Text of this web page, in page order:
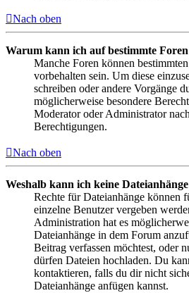
Nach oben
Warum kann ich auf bestimmte
Manche Foren können
vorbehalten sein. Um diese
schreiben oder andere Vorgänge
möglicherweise besondere
Moderator oder Administrator
Berechtigungen.
Nach oben
Weshalb kann ich keine
Rechte für Dateianhänge können
einzelne Benutzer vergeben
Administration hat es
Dateianhänge in dem Forum
Beitrag verfassen möchtest, oder
dürfen Dateien hochladen. Du
kontaktieren, falls du dir nicht
Dateianhänge anfügen kannst.